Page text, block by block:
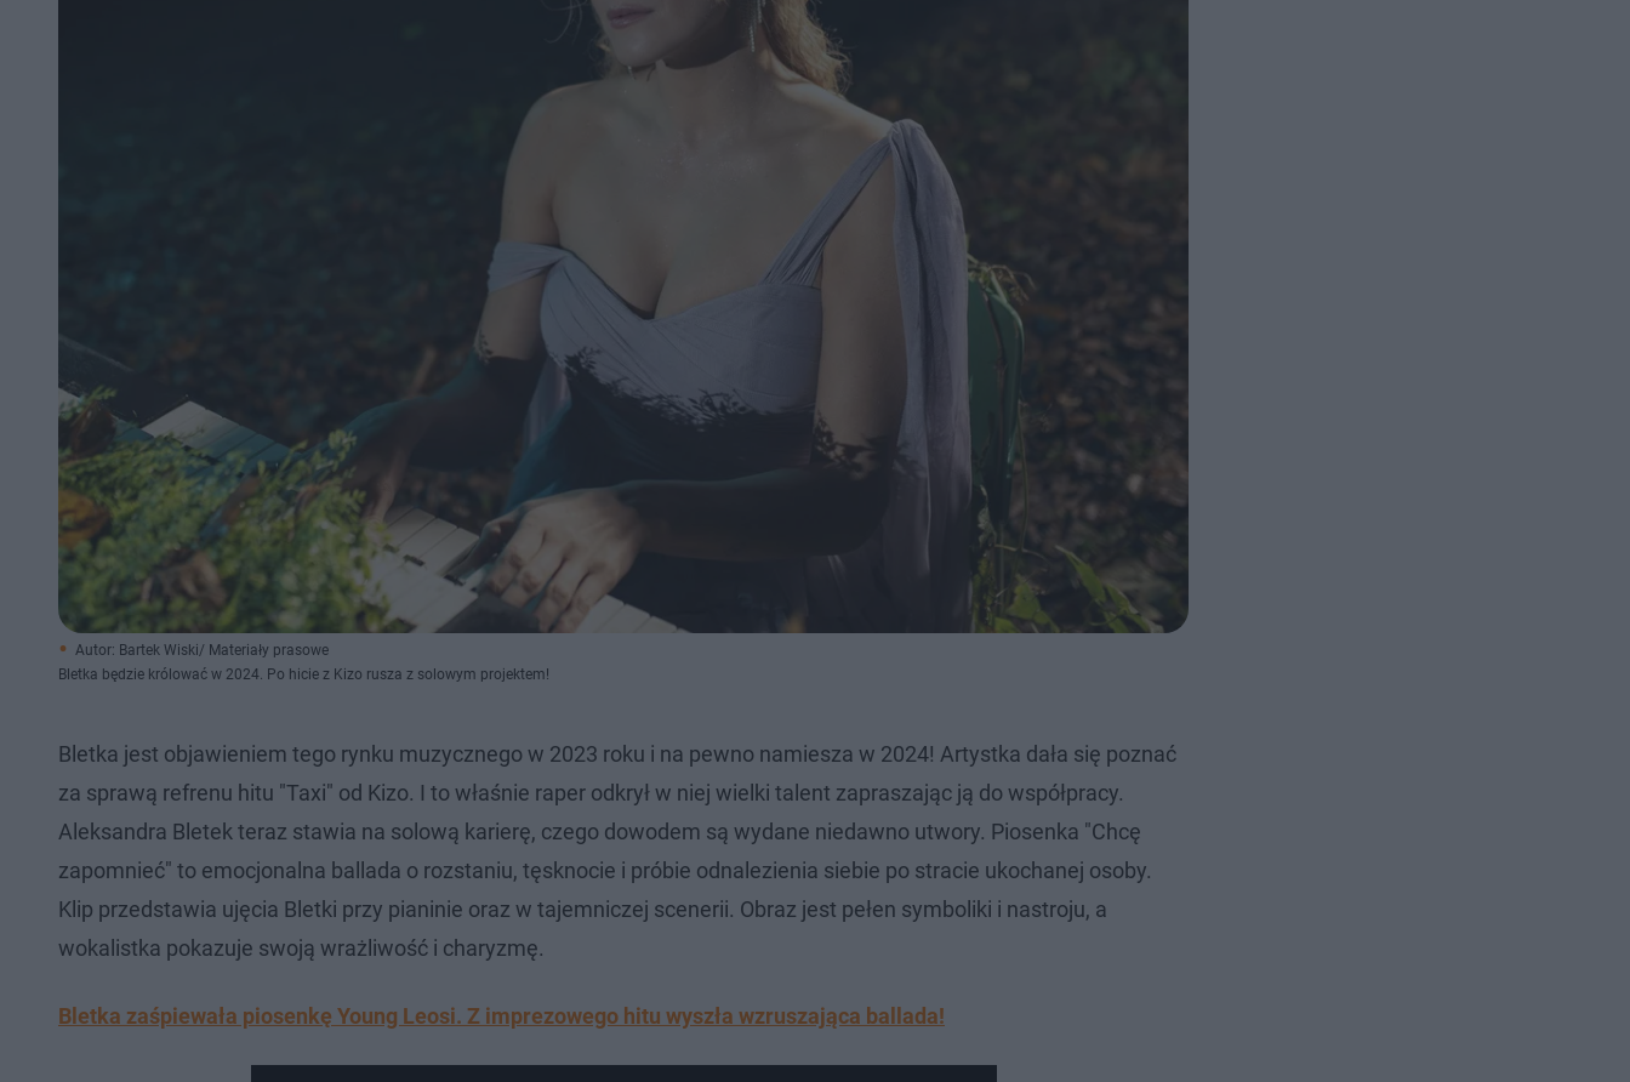
Autor: Bartek Wiski/ Materiały prasowe
Bletka będzie królować w 2024. Po hicie z Kizo rusza z solowym projektem!
Bletka jest objawieniem tego rynku muzycznego w 2023 roku i na pewno namiesza w 2024! Artystka dała się poznać
za sprawą refrenu hitu "Taxi" od Kizo. I to właśnie raper odkrył w niej wielki talent zapraszając ją do współpracy.
Aleksandra Bletek teraz stawia na solową karierę, czego dowodem są wydane niedawno utwory. Piosenka "Chcę
zapomnieć" to emocjonalna ballada o rozstaniu, tęsknocie i próbie odnalezienia siebie po stracie ukochanej osoby.
Klip przedstawia ujęcia Bletki przy pianinie oraz w tajemniczej scenerii. Obraz jest pełen symboliki i nastroju, a
wokalistka pokazuje swoją wrażliwość i charyzmę.
Bletka zaśpiewała piosenkę Young Leosi. Z imprezowego hitu wyszła wzruszająca ballada!